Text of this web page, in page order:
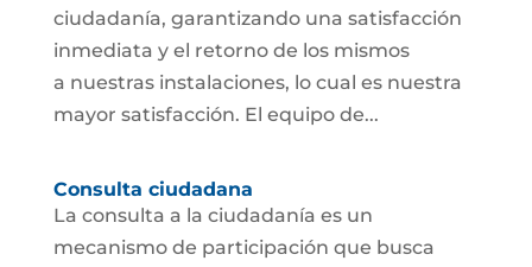
ciudadanía, garantizando una satisfacción
inmediata y el retorno de los mismos
a nuestras instalaciones, lo cual es nuestra
mayor satisfacción. El equipo de...
Consulta ciudadana
La consulta a la ciudadanía es un
mecanismo de participación que busca